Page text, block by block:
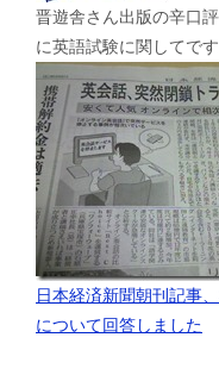
晋遊舎さん出版の辛口
に英語試験に関してです
日本経済新聞朝刊記事
について回答しました